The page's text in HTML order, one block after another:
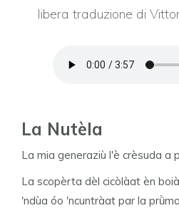
libera traduzione di
La Nutèla
La mia generaziù l'è crèsuda a
La scopèrta dèl cicòlàat èn
'ndùa óo 'ncuntràat par la